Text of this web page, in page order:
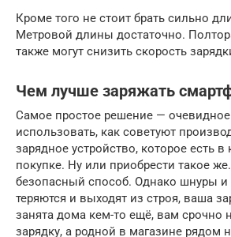
Кроме того не стоит брать сильно
Метровой длины достаточно.
также могут снизить скорость
Чем лучше заряжать
Самое простое решение —
использовать, как советуют
зарядное устройство, которое есть в
покупке. Ну или приобрести такое
безопасный способ. Однако шнуры и
теряются и выходят из строя, ваша
занята дома кем-то ещё, вам срочно
зарядку, а родной в магазине рядом